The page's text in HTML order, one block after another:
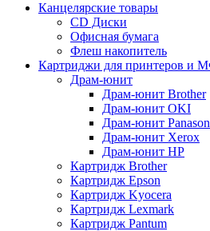
Канцелярские товары
CD Диски
Офисная бумага
Флеш накопитель
Картриджи для принтеров и
Драм-юнит
Драм-юнит Brother
Драм-юнит OKI
Драм-юнит
Драм-юнит Xerox
Драм-юнит НР
Картридж Brother
Картридж Epson
Картридж Kyocera
Картридж Lexmark
Картридж Pantum